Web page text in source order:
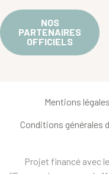
NOS
PARTENAIRES
OFFICIELS
Mentions légales
Conditions générales
Projet financé avec